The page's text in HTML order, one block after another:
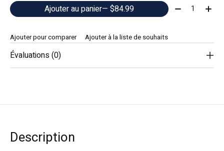
Ajouter au panier — $84.99 Quantité:
Ajouter pour comparer Ajouter à la liste de souhaits
Évaluations (0)
Description